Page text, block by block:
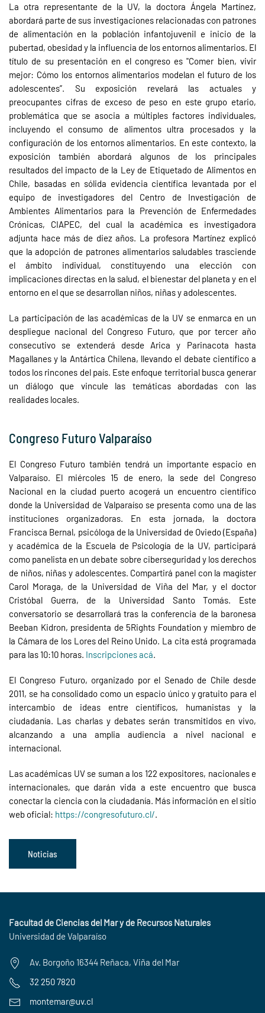
La otra representante de la UV, la doctora Ángela Martínez,
abordará parte de sus investigaciones relacionadas con patrones
de alimentación en la población infantojuvenil e inicio de la
pubertad, obesidad y la influencia de los entornos alimentarios. El
título de su presentación en el congreso es "Comer bien, vivir
mejor: Cómo los entornos alimentarios modelan el futuro de los
adolescentes”. Su exposición revelará las actuales y
preocupantes cifras de exceso de peso en este grupo etario,
problemática que se asocia a múltiples factores individuales,
incluyendo el consumo de alimentos ultra procesados y la
configuración de los entornos alimentarios. En este contexto, la
exposición también abordará algunos de los principales
resultados del impacto de la Ley de Etiquetado de Alimentos en
Chile, basadas en sólida evidencia científica levantada por el
equipo de investigadores del Centro de Investigación de
Ambientes Alimentarios para la Prevención de Enfermedades
Crónicas, CIAPEC, del cual la académica es investigadora
adjunta hace más de diez años. La profesora Martínez explicó
que la adopción de patrones alimentarios saludables trasciende
el ámbito individual, constituyendo una elección con
implicaciones directas en la salud, el bienestar del planeta y en el
entorno en el que se desarrollan niños, niñas y adolescentes.
La participación de las académicas de la UV se enmarca en un
despliegue nacional del Congreso Futuro, que por tercer año
consecutivo se extenderá desde Arica y Parinacota hasta
Magallanes y la Antártica Chilena, llevando el debate científico a
todos los rincones del país. Este enfoque territorial busca generar
un diálogo que vincule las temáticas abordadas con las
realidades locales.
Congreso Futuro Valparaíso
El Congreso Futuro también tendrá un importante espacio en
Valparaíso. El miércoles 15 de enero, la sede del Congreso
Nacional en la ciudad puerto acogerá un encuentro científico
donde la Universidad de Valparaíso se presenta como una de las
instituciones organizadoras. En esta jornada, la doctora
Francisca Bernal, psicóloga de la Universidad de Oviedo (España)
y académica de la Escuela de Psicología de la UV, participará
como panelista en un debate sobre ciberseguridad y los derechos
de niños, niñas y adolescentes. Compartirá panel con la magíster
Carol Moraga, de la Universidad de Viña del Mar, y el doctor
Cristóbal Guerra, de la Universidad Santo Tomás. Este
conversatorio se desarrollará tras la conferencia de la baronesa
Beeban Kidron, presidenta de 5Rights Foundation y miembro de
la Cámara de los Lores del Reino Unido. La cita está programada
para las 10:10 horas. Inscripciones acá.
El Congreso Futuro, organizado por el Senado de Chile desde
2011, se ha consolidado como un espacio único y gratuito para el
intercambio de ideas entre científicos, humanistas y la
ciudadanía. Las charlas y debates serán transmitidos en vivo,
alcanzando a una amplia audiencia a nivel nacional e
internacional.
Las académicas UV se suman a los 122 expositores, nacionales e
internacionales, que darán vida a este encuentro que busca
conectar la ciencia con la ciudadanía. Más información en el sitio
web oficial: https://congresofuturo.cl/.
Noticias
Facultad de Ciencias del Mar y de Recursos Naturales
Universidad de Valparaíso
Av. Borgoño 16344 Reñaca, Viña del Mar
32 250 7820
montemar@uv.cl